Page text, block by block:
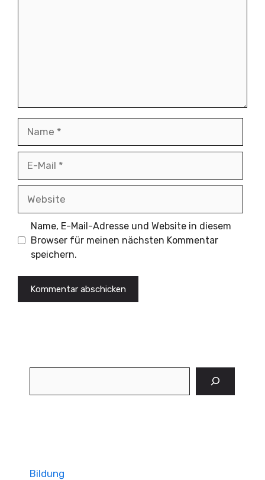
Mail
Name, E-Mail-Adresse und Website in diesem
Browser für meinen nächsten Kommentar
speichern.
Bildung